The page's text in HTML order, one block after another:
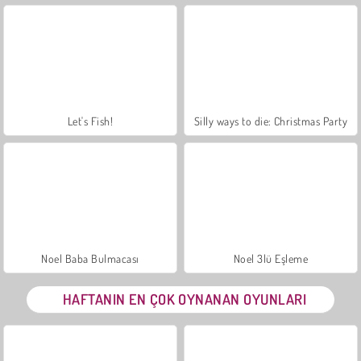
Let's Fish! Silly ways to die: Christmas Party
Noel Baba Bulmacası Noel 3lü Eşleme
HAFTANIN EN ÇOK OYNANAN OYUNLARI